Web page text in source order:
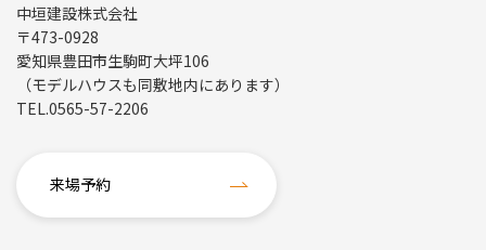
中垣建設株式会社
〒473-0928
愛知県豊田市生駒町大坪106
（モデルハウスも同敷地内にあります）
TEL.0565-57-2206
来場予約